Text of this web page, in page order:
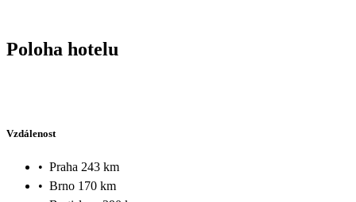
Poloha hotelu
Vzdálenost
• Praha 243 km
• Brno 170 km